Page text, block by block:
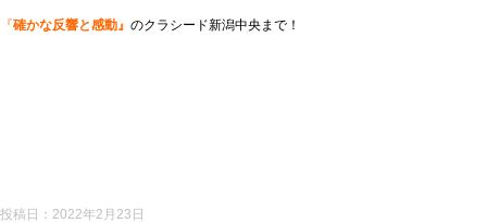
『確かな反響と感動』 のクラシード新潟中央まで！
投稿日： 2022年2月23日